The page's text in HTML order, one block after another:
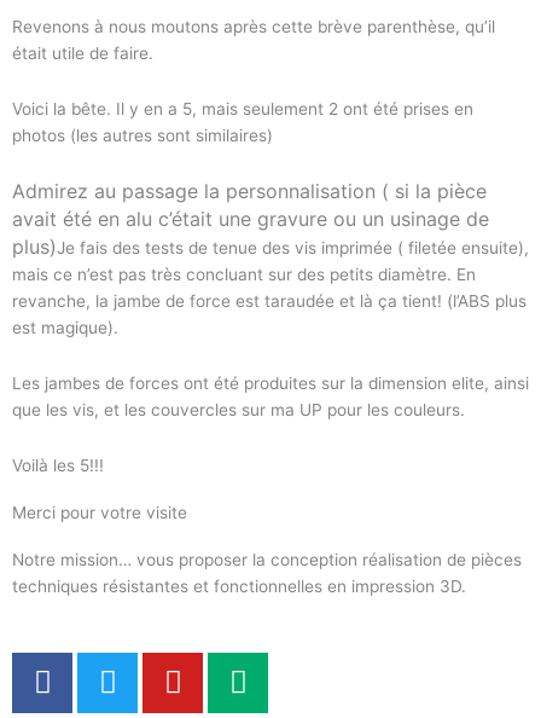
Revenons à nous moutons après cette brève parenthèse, qu’il
était utile de faire.
Voici la bête. Il y en a 5, mais seulement 2 ont été prises en
photos (les autres sont similaires)
Admirez au passage la personnalisation ( si la pièce
avait été en alu c’était une gravure ou un usinage de
plus)Je fais des tests de tenue des vis imprimée ( filetée ensuite),
mais ce n’est pas très concluant sur des petits diamètre. En
revanche, la jambe de force est taraudée et là ça tient! (l’ABS plus
est magique).
Les jambes de forces ont été produites sur la dimension elite, ainsi
que les vis, et les couvercles sur ma UP pour les couleurs.
Voilà les 5!!!
Merci pour votre visite
Notre mission… vous proposer la conception réalisation de pièces
techniques résistantes et fonctionnelles en impression 3D.
F
a
T
w
Y
o
M
e